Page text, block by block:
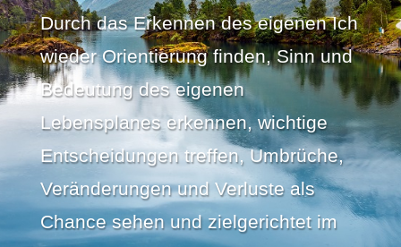
Durch das Erkennen des eigenen Ich
wieder Orientierung finden, Sinn und
Bedeutung des eigenen
Lebensplanes erkennen, wichtige
Entscheidungen treffen, Umbrüche,
Veränderungen und Verluste als
Chance sehen und zielgerichtet im